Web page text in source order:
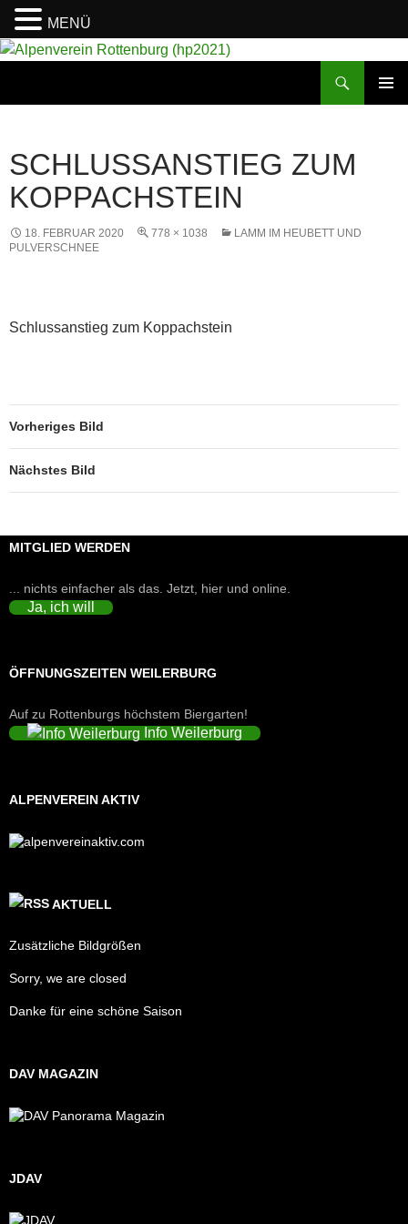
SCHLUSSANSTIEG ZUM
KOPPACHSTEIN
18. FEBRUAR 2020 778 × 1038
LAMM IM HEUBETT UND
PULVERSCHNEE
Schlussanstieg zum Koppachstein
Vorheriges Bild
Nächstes Bild
MITGLIED WERDEN
... nichts einfacher als das. Jetzt, hier und online.
Ja, ich will
ÖFFNUNGSZEITEN WEILERBURG
Auf zu Rottenburgs höchstem Biergarten!
Info Weilerburg
ALPENVEREIN AKTIV
AKTUELL
Zusätzliche Bildgrößen
Sorry, we are closed
Danke für eine schöne Saison
DAV MAGAZIN
JDAV
MENÜ